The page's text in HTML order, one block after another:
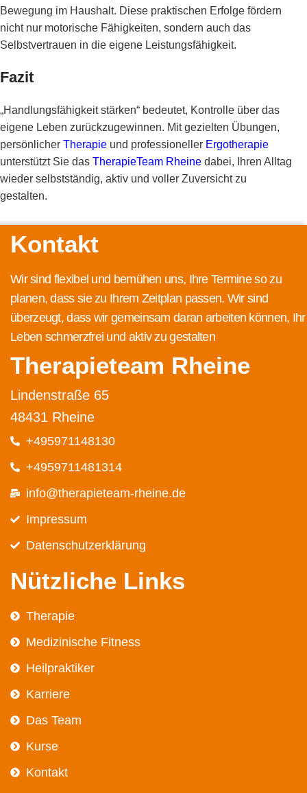
Bewegung im Haushalt. Diese praktischen Erfolge fördern
nicht nur motorische Fähigkeiten, sondern auch das
Selbstvertrauen in die eigene Leistungsfähigkeit.
Fazit
„Handlungsfähigkeit stärken“ bedeutet, Kontrolle über das
eigene Leben zurückzugewinnen. Mit gezielten Übungen,
persönlicher Therapie und professioneller Ergotherapie
unterstützt Sie das TherapieTeam Rheine dabei, Ihren Alltag
wieder selbstständig, aktiv und voller Zuversicht zu
gestalten.
Kontakt
Wir sind flexibel und bemühen uns, Ihre Termine so zu
planen, dass sie zu Ihrem Zeitplan passen. Wir sind
überzeugt, dass wir gemeinsam daran arbeiten können, Ihr
Leben schmerzfrei und aktiv zu gestalten
Therapieteam Rheine
Lindenstraße 65
48431 Rheine
+495971148130
+4959711481314
info@therapieteam-rheine.de
Impressum
Datenschutz­erklärung
Nützliche Links
Therapie
Medizinische Fitness
Heilpraktiker
Karriere
Das Team
Kurse
Kontakt